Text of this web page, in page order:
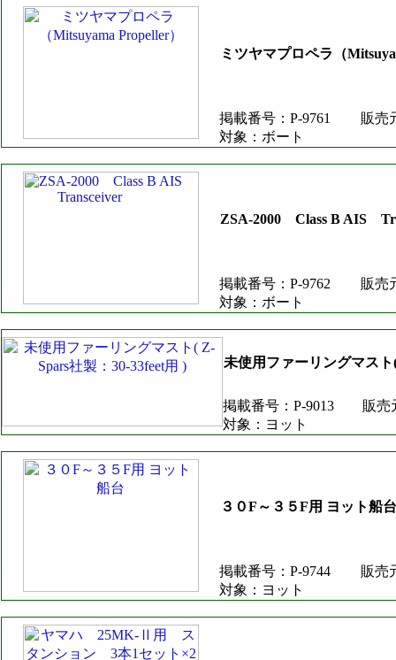
ミツヤマプロペラ（
掲載番号：P-9761
販売
対象：ボート
ZSA-2000 Class B
掲載番号：P-9762
販売
対象：ボート
未使用ファーリングマスト
掲載番号：P-9013
販売
対象：ヨット
３０F～３５F用 ヨット船台
掲載番号：P-9744
販売
対象：ヨット